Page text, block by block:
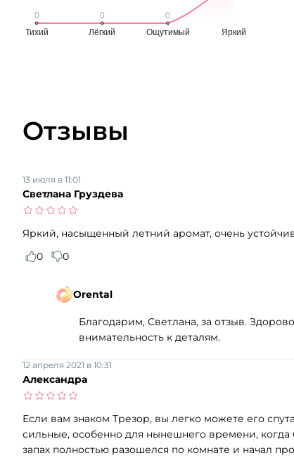
Отзывы
Светлана Груздева
13 июля в 11:01
Яркий, насыщенный летний аромат, очень
0
0
Orental
Благодарим, Светлана, за отзыв.
внимательность к деталям.
Александра
12 апреля 2021 в 10:31
Если вам знаком Трезор, вы легко можете его
сильные, особенно для нынешнего времени,
запах полностью разошелся по комнате и начал